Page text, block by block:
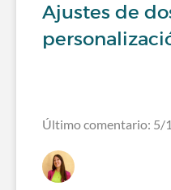
Ajustes de
Último comentario: 5/